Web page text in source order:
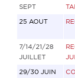
SEPT
25 AOUT
7/14/21/28
JUILLET
29/30 JUIN